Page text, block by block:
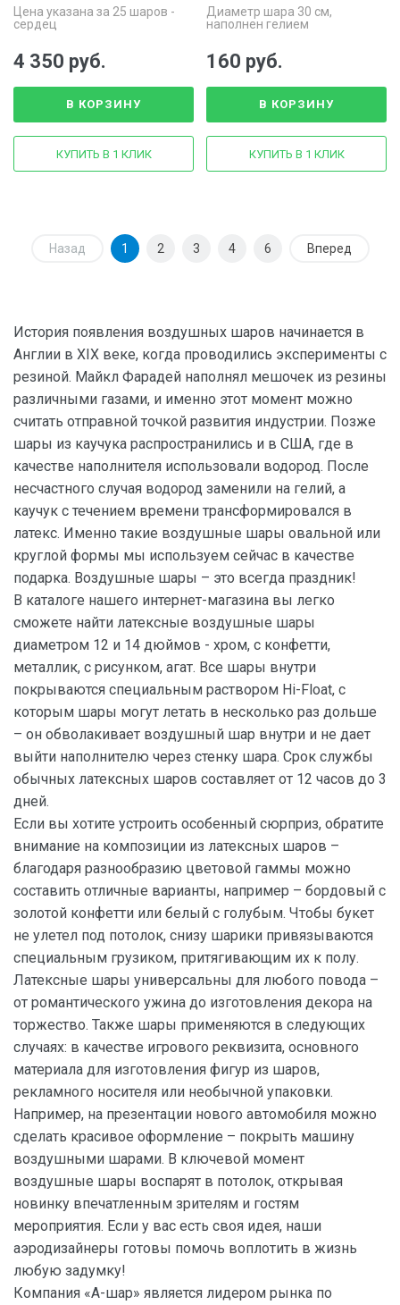
Цена указана за 25 шаров -
сердец
4 350 руб.
В КОРЗИНУ
КУПИТЬ В 1 КЛИК
Диаметр шара 30 см,
наполнен гелием
160 руб.
В КОРЗИНУ
КУПИТЬ В 1 КЛИК
Назад 1 2 3 4 6 Вперед
История появления воздушных шаров начинается в
Англии в XIX веке, когда проводились эксперименты с
резиной. Майкл Фарадей наполнял мешочек из резины
различными газами, и именно этот момент можно
считать отправной точкой развития индустрии. Позже
шары из каучука распространились и в США, где в
качестве наполнителя использовали водород. После
несчастного случая водород заменили на гелий, а
каучук с течением времени трансформировался в
латекс. Именно такие воздушные шары овальной или
круглой формы мы используем сейчас в качестве
подарка. Воздушные шары – это всегда праздник!
В каталоге нашего интернет-магазина вы легко
сможете найти латексные воздушные шары
диаметром 12 и 14 дюймов - хром, с конфетти,
металлик, с рисунком, агат. Все шары внутри
покрываются специальным раствором Hi-Float, с
которым шары могут летать в несколько раз дольше
– он обволакивает воздушный шар внутри и не дает
выйти наполнителю через стенку шара. Срок службы
обычных латексных шаров составляет от 12 часов до 3
дней.
Если вы хотите устроить особенный сюрприз, обратите
внимание на композиции из латексных шаров –
благодаря разнообразию цветовой гаммы можно
составить отличные варианты, например – бордовый с
золотой конфетти или белый с голубым. Чтобы букет
не улетел под потолок, снизу шарики привязываются
специальным грузиком, притягивающим их к полу.
Латексные шары универсальны для любого повода –
от романтического ужина до изготовления декора на
торжество. Также шары применяются в следующих
случаях: в качестве игрового реквизита, основного
материала для изготовления фигур из шаров,
рекламного носителя или необычной упаковки.
Например, на презентации нового автомобиля можно
сделать красивое оформление – покрыть машину
воздушными шарами. В ключевой момент
воздушные шары воспарят в потолок, открывая
новинку впечатленным зрителям и гостям
мероприятия. Если у вас есть своя идея, наши
аэродизайнеры готовы помочь воплотить в жизнь
любую задумку!
Компания «А-шар» является лидером рынка по